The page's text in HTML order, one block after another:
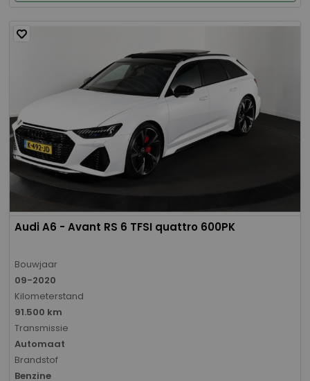
Audi A6 - Avant RS 6 TFSI quattro 600PK
Bouwjaar
09-2020
Kilometerstand
91.500 km
Transmissie
Automaat
Brandstof
Benzine